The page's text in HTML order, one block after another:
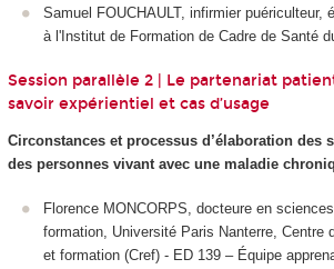
Samuel FOUCHAULT, infirmier puériculteur,
à l'Institut de Formation de Cadre de Santé
Session parallèle 2 | Le partenariat
savoir expérientiel et cas d’usage
Circonstances et processus d’élaboration des
des personnes vivant avec une maladie
Florence MONCORPS, docteure en
formation, Université Paris Nanterre, Centre
et formation (Cref) - ED 139 – Équipe